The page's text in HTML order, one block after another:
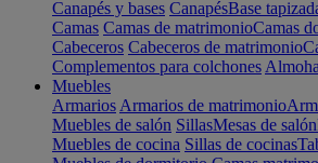
Canapés y bases CanapésBase
Camas Camas de matrimonioCamas
Cabeceros Cabeceros de matrimonio
Complementos para colchones
Muebles
Armarios Armarios de matrimonio
Muebles de salón SillasMesas de salón
Muebles de cocina Sillas de cocinas